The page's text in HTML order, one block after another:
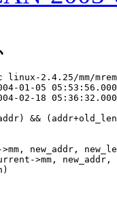
2.4.25/mm/
01-05
02-18
&&
new_addr,
>mm, new_addr,